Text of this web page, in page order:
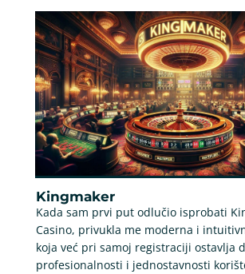
Kingmaker
Kada sam prvi put odlučio isprobati
Casino, privukla me moderna i
koja već pri samoj registraciji ostavlja
profesionalnosti i jednostavnosti